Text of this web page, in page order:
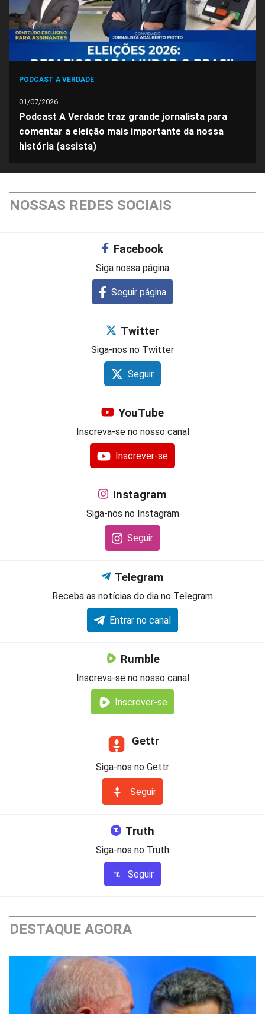
PODCAST A VERDADE
01/07/2026
Podcast A Verdade traz grande jornalista para
comentar a eleição mais importante da nossa
história (assista)
NOSSAS REDES SOCIAIS
Facebook
Siga nossa página
Seguir página
Twitter
Siga-nos no Twitter
Seguir
YouTube
Inscreva-se no nosso canal
Inscrever-se
Instagram
Siga-nos no Instagram
Seguir
Telegram
Receba as notícias do dia no Telegram
Entrar no canal
Rumble
Inscreva-se no nosso canal
Inscrever-se
Gettr
Siga-nos no Gettr
Seguir
Truth
Siga-nos no Truth
Seguir
DESTAQUE AGORA